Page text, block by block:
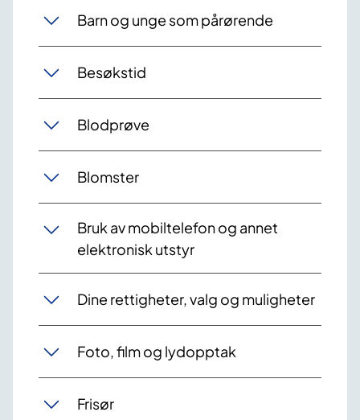
Barn og unge som pårørende
Besøkstid
Blodprøve
Blomster
Bruk av mobiltelefon og annet
elektronisk utstyr
Dine rettigheter, valg og muligheter
Foto, film og lydopptak
Frisør